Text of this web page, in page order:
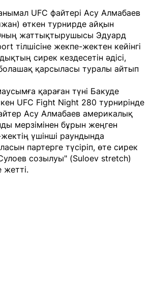
UFC файтері Асу Алмабаев
өткен турнирде айқын
жаттықтырушысы Эдуард
тілшісіне жекпе-жектен кейінгі
сирек кездесетін әдісі,
қарсыласы туралы айтып
қараған түні Бакуде
UFC Fight Night 280 турнирінде
Асу Алмабаев америкалық
мерзімінен бұрын жеңген
үшінші раундында
партерге түсіріп, өте сирек
созылуы" (Suloev stretch)
жетті.